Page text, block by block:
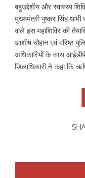
बहुउद्देशीय और स्वास्थ्य
मुख्यमंत्री पुष्कर सिंह
वाले इस महाशिविर की
आशीष चौहान एवं वरिष्ठ
अधिकारियों के साथ
जिलाधिकारी ने कहा कि